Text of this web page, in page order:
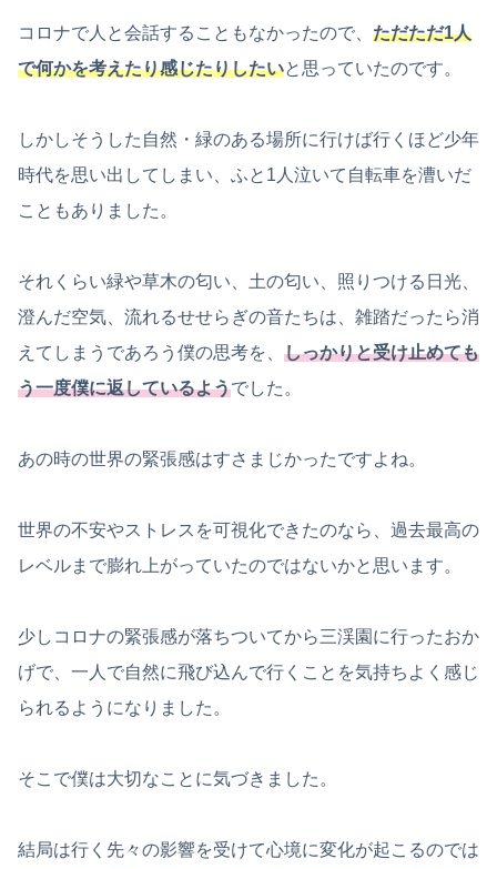
コロナで人と会話することもなかったので、 ただただ1人
で何かを考えたり感じたりしたいと思っていたのです。
しかしそうした自然・緑のある場所に行けば行くほど少年
時代を思い出してしまい、ふと1人泣いて自転車を漕いだ
こともありました。
それくらい緑や草木の匂い、土の匂い、照りつける日光、
澄んだ空気、流れるせせらぎの音たちは、雑踏だったら消
えてしまうであろう僕の思考を、 しっかりと受け止めても
う一度僕に返しているようでした。
あの時の世界の緊張感はすさまじかったですよね。
世界の不安やストレスを可視化できたのなら、過去最高の
レベルまで膨れ上がっていたのではないかと思います。
少しコロナの緊張感が落ちついてから三渓園に行ったおか
げで、一人で自然に飛び込んで行くことを気持ちよく感じ
られるようになりました。
そこで僕は大切なことに気づきました。
結局は行く先々の影響を受けて心境に変化が起こるのでは